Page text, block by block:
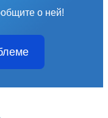
о ней!